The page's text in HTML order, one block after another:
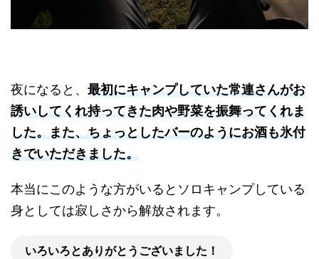
夜になると、 最初にキャンプしていた常連さんがお
誘いしてくれ持ってきた肉や野菜を振舞ってくれま
した。また、ちょっとしたバーのようにお酒も氷付
きでいただきました。
本当にこのような方がいるとソロキャンプしている
身としては寂しさから解放されます。
いろいろとありがとうございました！